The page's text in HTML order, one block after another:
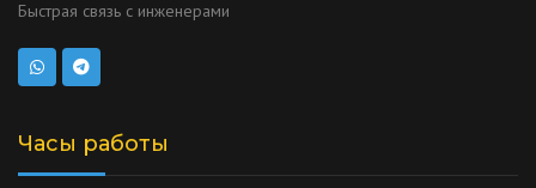
Быстрая связь с инженерами
Часы работы